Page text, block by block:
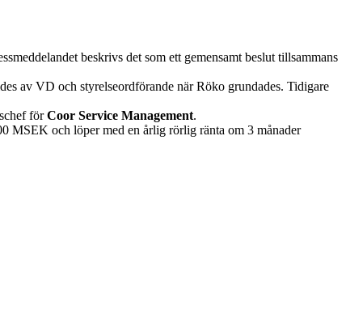
beskrivs det som ett gemensamt beslut tillsammans
av VD och styrelseordförande när Röko grundades. Tidigare
förCoor Service Management.
MSEK och löper med en årlig rörlig ränta om 3 månader